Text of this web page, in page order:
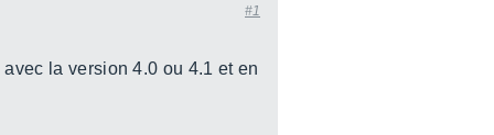
#1
la version 4.0 ou 4.1 et en